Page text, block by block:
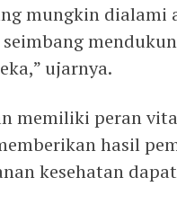
mungkin dialami
ujarnya.
memiliki peran
hasil
kesehatan